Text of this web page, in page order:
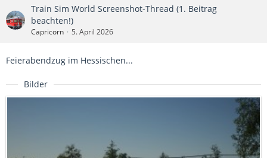
Train Sim World Screenshot-Thread (1. Beitrag
beachten!)
Capricorn 5. April 2026
Feierabendzug im Hessischen...
Bilder